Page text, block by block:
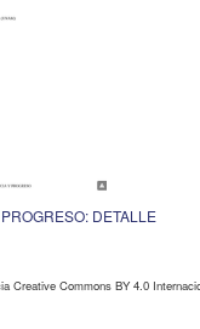
DETALLE
Creative Commons BY 4.0